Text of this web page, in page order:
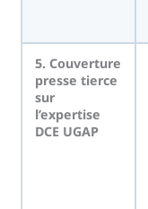
5. Couverture
presse tierce
sur
l’expertise
DCE UGAP